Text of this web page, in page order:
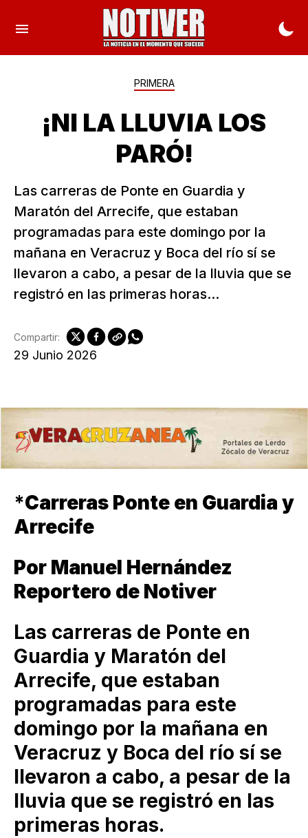
PRIMERA
¡NI LA LLUVIA LOS
PARÓ!
Las carreras de Ponte en Guardia y
Maratón del Arrecife, que estaban
programadas para este domingo por la
mañana en Veracruz y Boca del río sí se
llevaron a cabo, a pesar de la lluvia que se
registró en las primeras horas...
29 Junio 2026
Compartir:
*Carreras Ponte en Guardia y
Arrecife
Por Manuel Hernández
Reportero de Notiver
Las carreras de Ponte en
Guardia y Maratón del
Arrecife, que estaban
programadas para este
domingo por la mañana en
Veracruz y Boca del río sí se
llevaron a cabo, a pesar de la
lluvia que se registró en las
primeras horas.